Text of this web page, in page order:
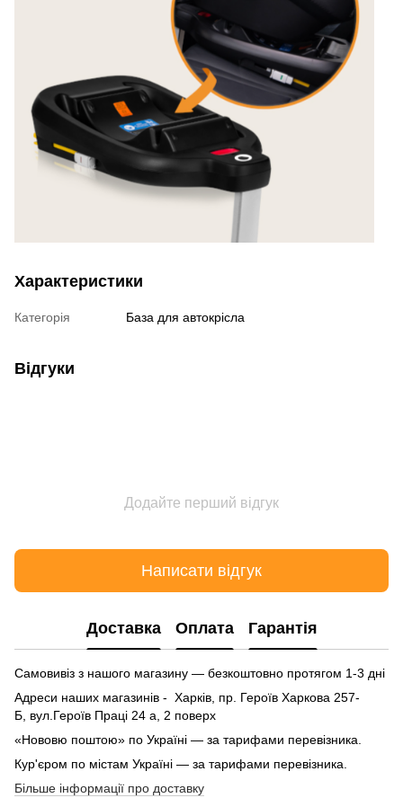
Характеристики
Категорія База для автокрісла
Відгуки
Додайте перший відгук
Написати відгук
Доставка Оплата Гарантія
Самовивіз з нашого магазину — безкоштовно протягом 1-3 дні
Адреси наших магазинів - Харків, пр. Героїв Харкова 257-
Б, вул.Героїв Праці 24 а, 2 поверх
«Нововю поштою» по Україні — за тарифами перевізника.
Кур'єром по містам Україні — за тарифами перевізника.
Більше інформації про доставку